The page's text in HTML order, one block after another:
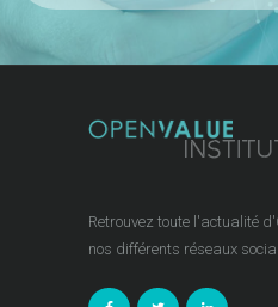
Retrouvez toute l'actualité
nos différents réseaux